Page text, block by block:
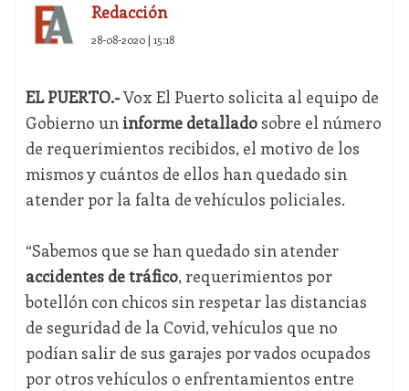
Redacción
28-08-2020 | 15:18
EL PUERTO.-Vox El Puerto solicita al equipo de
Gobierno un informe detalladosobre el número
de requerimientos recibidos, el motivo de los
mismos y cuántos de ellos han quedado sin
atender por la falta de vehículos policiales.
“Sabemos que se han quedado sin atender
accidentes de tráfico, requerimientos por
botellón con chicos sin respetar las distancias
de seguridad de la Covid, vehículos que no
podían salir de sus garajes por vados ocupados
por otros vehículos o enfrentamientos entre